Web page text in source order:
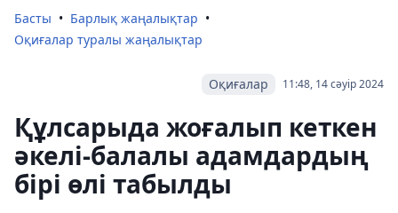
Басты
Барлық жаңалықтар
Оқиғалар туралы жаңалықтар
11:48, 14 сәуір 2024
Оқиғалар
Құлсарыда жоғалып кеткен
әкелі-балалы адамдардың
бірі өлі табылды